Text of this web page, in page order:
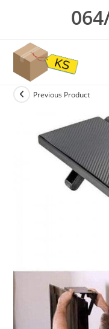
Previous Product